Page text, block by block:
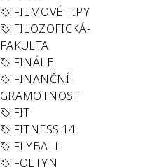
FILMOVÉ TIPY
FILOZOFICKÁ-
FAKULTA
FINÁLE
FINANČNÍ-
GRAMOTNOST
FIT
FITNESS 14
FLYBALL
FOLTYN